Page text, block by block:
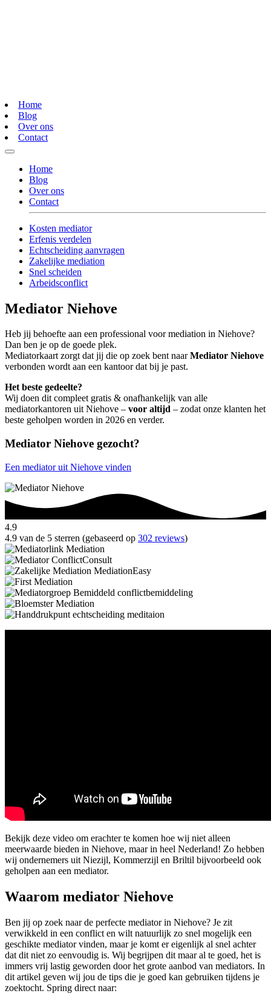
Home
Blog
Over ons
Contact
Home
Blog
Over ons
Contact
Kosten mediator
Erfenis verdelen
Echtscheiding aanvragen
Zakelijke mediation
Snel scheiden
Arbeidsconflict
Mediator Niehove
Heb jij behoefte aan een professional voor mediation in Niehove?
Dan ben je op de goede plek.
Mediatorkaart zorgt dat jij die op zoek bent naarMediator Niehove
verbonden wordt aan een kantoor dat bij je past.
Het beste gedeelte?
Wij doen dit compleet gratis & onafhankelijk van alle
mediatorkantoren uit Niehove – voor altijd – zodat onze klanten het
beste geholpen worden in 2026 en verder.
Mediator Niehove gezocht?
Een mediator uit Niehove vinden
4.9
4.9 van de 5 sterren (gebaseerd op 302 reviews)
Bekijk deze video om erachter te komen hoe wij niet alleen
meerwaarde bieden in Niehove, maar in heel Nederland! Zo hebben
wij ondernemers uit Niezijl, Kommerzijl en Briltil bijvoorbeeld ook
geholpen aan een mediator.
Waarom mediator Niehove
Ben jij op zoek naar de perfecte mediator in Niehove? Je zit
verwikkeld in een conflict en wilt natuurlijk zo snel mogelijk een
geschikte mediator vinden, maar je komt er eigenlijk al snel achter
dat dit niet zo eenvoudig is. Wij begrijpen dit maar al te goed, het is
immers vrij lastig geworden door het grote aanbod van mediators. In
dit artikel geven wij jou de tips die je goed kan gebruiken tijdens je
zoektocht. Spring direct naar: